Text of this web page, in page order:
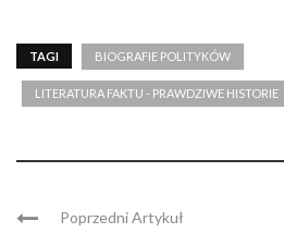
TAGI BIOGRAFIE POLITYKÓW
LITERATURA FAKTU - PRAWDZIWE HISTORIE
Poprzedni Artykuł